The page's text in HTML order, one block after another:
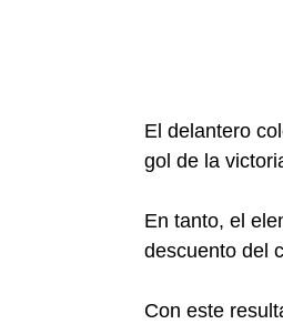
El delantero
gol de la
En tanto, el
descuento del
Con este